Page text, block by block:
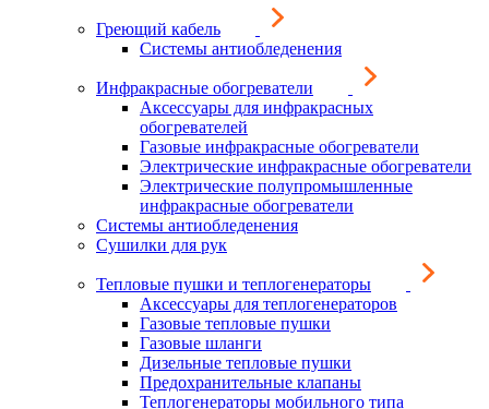
Греющий кабель
Системы антиобледенения
Инфракрасные обогреватели
Аксессуары для инфракрасных
обогревателей
Газовые инфракрасные обогреватели
Электрические инфракрасные обогреватели
Электрические полупромышленные
инфракрасные обогреватели
Системы антиобледенения
Сушилки для рук
Тепловые пушки и теплогенераторы
Аксессуары для теплогенераторов
Газовые тепловые пушки
Газовые шланги
Дизельные тепловые пушки
Предохранительные клапаны
Теплогенераторы мобильного типа